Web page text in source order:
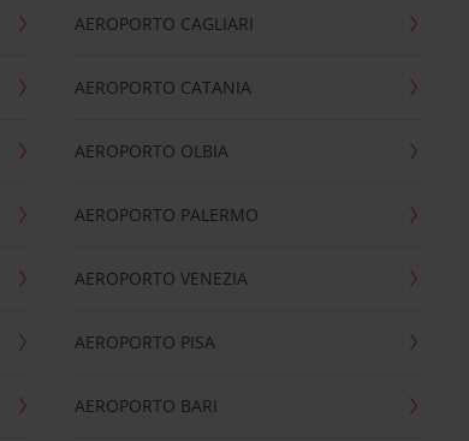
AEROPORTO CAGLIARI
AEROPORTO CATANIA
AEROPORTO OLBIA
AEROPORTO PALERMO
AEROPORTO VENEZIA
AEROPORTO PISA
AEROPORTO BARI